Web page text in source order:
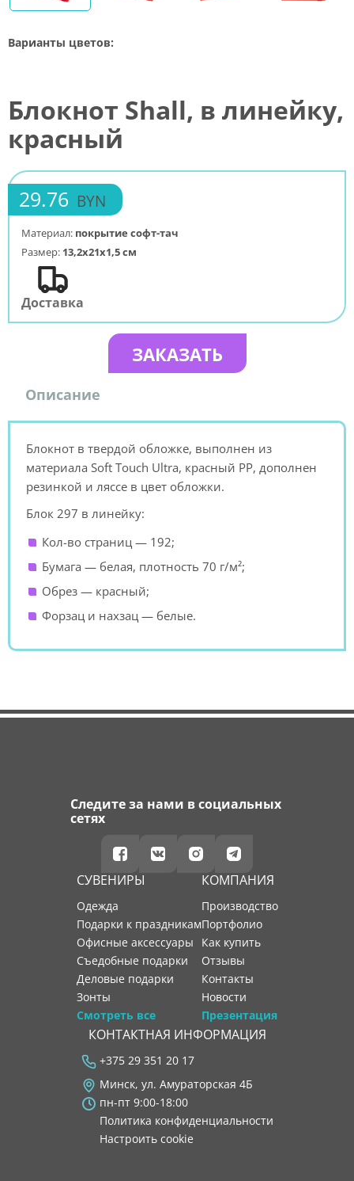
Варианты цветов:
Блокнот Shall, в линейку,
красный
29.76 BYN
Материал: покрытие софт-тач
Размер: 13,2х21х1,5 см
Доставка
ЗАКАЗАТЬ
Описание
Блокнот в твердой обложке, выполнен из
материала Soft Touch Ultra, красный РР, дополнен
резинкой и ляссе в цвет обложки.
Блок 297 в линейку:
Кол-во страниц — 192;
Бумага — белая, плотность 70 г/м²;
Обрез — красный;
Форзац и нахзац — белые.
Следите за нами в социальных
сетях
СУВЕНИРЫ
Одежда
Подарки к праздникам
Офисные аксессуары
Съедобные подарки
Деловые подарки
Зонты
Смотреть все
КОМПАНИЯ
производство
портфолио
как купить
отзывы
контакты
новости
Презентация
КОНТАКТНАЯ ИНФОРМАЦИЯ
+375 29 351 20 17
Минск, ул. Амураторская 4Б
пн-пт 9:00-18:00
Политика конфиденциальности
Настроить cookie